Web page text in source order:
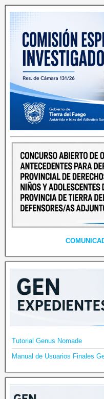
Tutorial Genus Nomade
Manual de Usuarios Finales